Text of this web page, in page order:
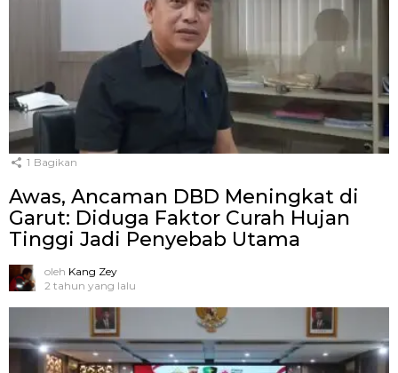
1 Bagikan
Awas, Ancaman DBD Meningkat di
Garut: Diduga Faktor Curah Hujan
Tinggi Jadi Penyebab Utama
oleh Kang Zey
2 tahun yang lalu